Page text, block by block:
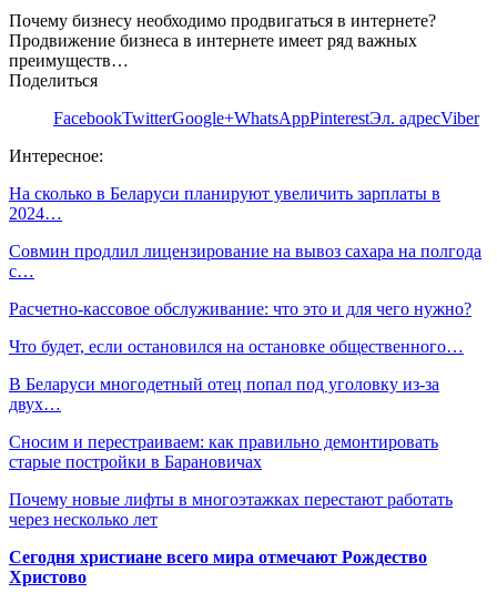
Почему бизнесу необходимо продвигаться в интернете?
Продвижение бизнеса в интернете имеет ряд важных
преимуществ…
Поделиться
FacebookTwitterGoogle+WhatsAppPinterestЭл. адресViber
Интересное:
На сколько в Беларуси планируют увеличить зарплаты в
2024…
Совмин продлил лицензирование на вывоз сахара на полгода
с…
Расчетно-кассовое обслуживание: что это и для чего нужно?
Что будет, если остановился на остановке общественного…
В Беларуси многодетный отец попал под уголовку из-за
двух…
Сносим и перестраиваем: как правильно демонтировать
старые постройки в Барановичах
Почему новые лифты в многоэтажках перестают работать
через несколько лет
Сегодня христиане всего мира отмечают Рождество
Христово